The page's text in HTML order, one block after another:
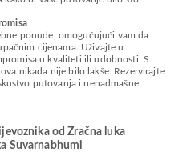
ponude, omogućujući vam da
cijenama. Uživajte u
u kvaliteti ili udobnosti. S
nikada nije bilo lakše. Rezervirajte
putovanja i nenadmašne
od Zračna luka
Suvarnabhumi